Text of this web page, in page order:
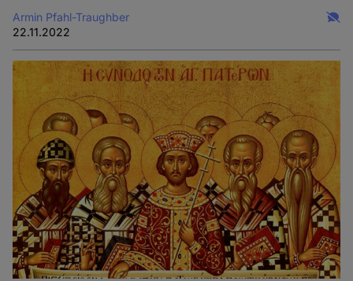
Armin Pfahl-Traughber
22.11.2022